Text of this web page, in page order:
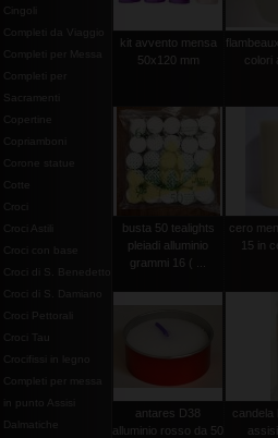
Cingoli
Completi da Viaggio
Completi per Messa
Completi per
Sacramenti
Copertine
Copriamboni
Corone statue
Cotte
Croci
Croci Astili
Croci con base
Croci di S. Benedetto
Croci di S. Damiano
Croci Pettorali
Croci Tau
Crocifissi in legno
Completi per messa
in punto Assisi
Dalmatiche
kit avvento mensa
50x120 mm
colori
busta 50 tealights
pleiadi alluminio
grammi 16 ( ...
cero
15 in
antares D38
alluminio rosso da 50
candela